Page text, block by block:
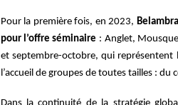
Pour la première fois, en 2023,
pour l’offre séminaire : Anglet,
et septembre-octobre, qui représentent
l’accueil de groupes de toutes tailles :